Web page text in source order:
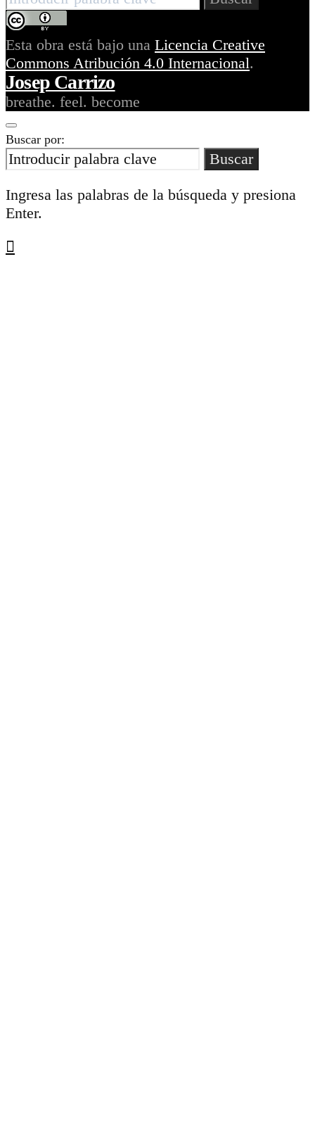
Esta obra está bajo una Licencia Creative
Commons Atribución 4.0 Internacional.
Josep Carrizo
breathe. feel. become
Buscar por:
Buscar
Ingresa las palabras de la búsqueda y presiona
Enter.